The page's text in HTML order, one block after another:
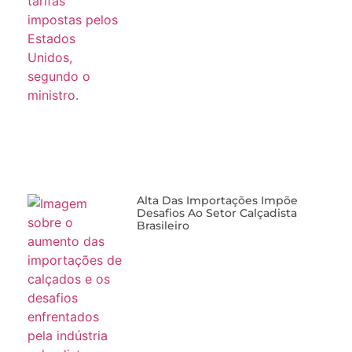
Alta Das Importações Impõe
Desafios Ao Setor Calçadista
Brasileiro